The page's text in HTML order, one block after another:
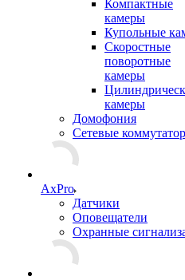
Компактные
камеры
Купольные
Скоростные
поворотные
камеры
камеры
Домофония
Сетевые
AxPro
Датчики
Оповещатели
Охранные